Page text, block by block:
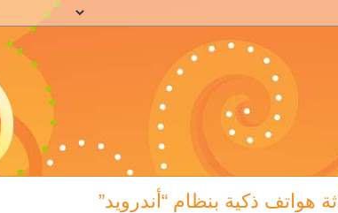
هواتف ذكية بنظام “أندرويد”